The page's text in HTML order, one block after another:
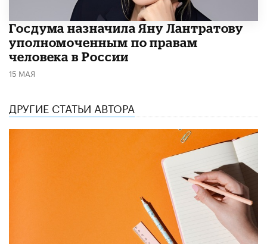
Госдума назначила Яну Лантратову
уполномоченным по правам
человека в России
15 МАЯ
ДРУГИЕ СТАТЬИ АВТОРА